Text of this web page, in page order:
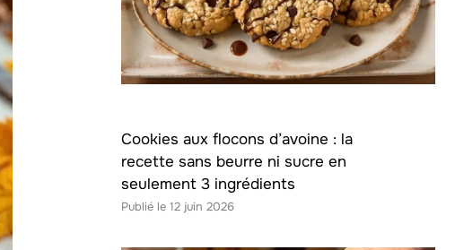
Cookies aux flocons d’avoine : la
recette sans beurre ni sucre en
seulement 3 ingrédients
12 juin 2026